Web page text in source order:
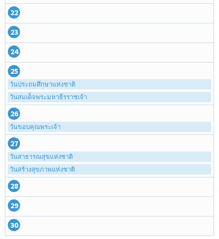
22
23
24
25
วันประถมศึกษาแห่งชาติ
วันสมเด็จพระมหาธีรราชเจ้า
26
วันขอบคุณพระเจ้า
27
วันสาธารณสุขแห่งชาติ
วันสร้างสุขภาพแห่งชาติ
28
29
30